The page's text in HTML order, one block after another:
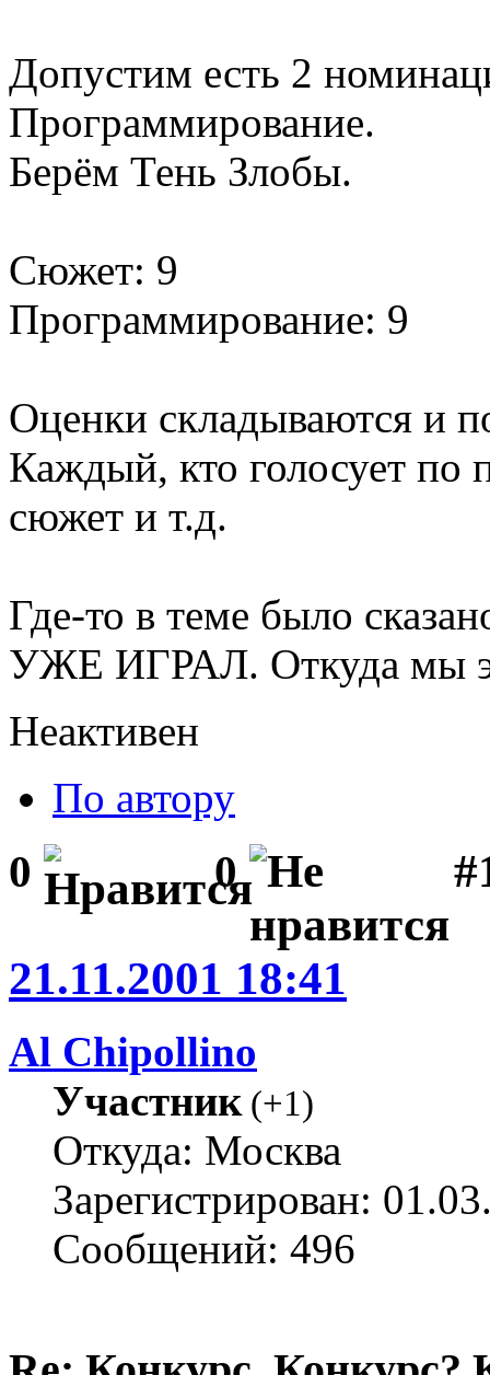
Допустим есть 2
Программирование.
Берём Тень Злобы.
Сюжет: 9
Программирование: 9
Оценки складываются и
Каждый, кто голосует по
сюжет и т.д.
Где-то в теме было
УЖЕ ИГРАЛ. Откуда мы
Неактивен
По автору
0 0
21.11.2001 18:41
Al Chipollino
Участник(+1)
Откуда: Москва
Зарегистрирован:
Сообщений: 496